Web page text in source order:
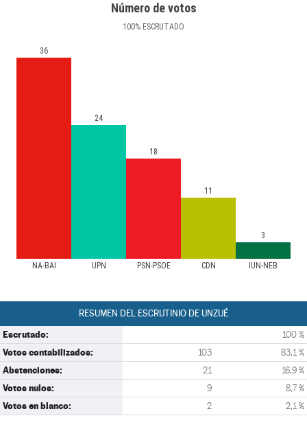
Número de votos
100% ESCRUTADO
NA-BAI UPN PSN-PSOE CDN IUN-NEB
36
24
18
11
3
RESUMEN DEL ESCRUTINIO DE UNZUÉ
Escrutado: 100 %
Votos contabilizados: 103 83,1 %
Abstenciones: 21 16,9 %
Votos nulos: 9 8,7 %
Votos en blanco: 2 2,1 %